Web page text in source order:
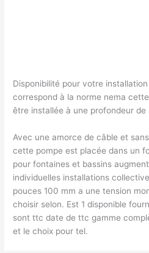
Disponibilité pour votre
correspond à la norme nema
être installée à une profondeur
Avec une amorce de câble et
cette pompe est placée dans un
pour fontaines et bassins
individuelles installations
pouces 100 mm a une tension
choisir selon. Est 1 disponible
sont ttc date de ttc gamme
et le choix pour tel.